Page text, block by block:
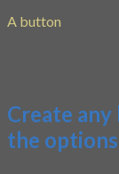
A button
Create
the